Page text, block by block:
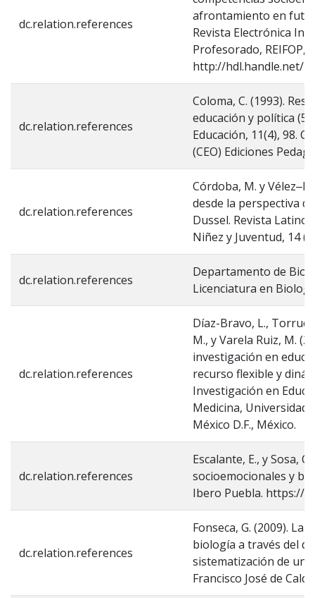
dc.relation.references
afrontamiento en
Revista Electrónica
Profesorado, REIFOP,
http://hdl.handle.net/
dc.relation.references
Coloma, C. (1993).
educación y política
Educación, 11(4), 98.
(CEO) Ediciones
dc.relation.references
Córdoba, M. y
desde la perspectiva
Dussel. Revista
Niñez y Juventud, 14
dc.relation.references
Departamento de
Licenciatura en
dc.relation.references
Díaz-Bravo, L.,
M., y Varela Ruiz, M.
investigación en
recurso flexible y
Investigación en
Medicina, Universidad
México D.F., México.
dc.relation.references
Escalante, E., y Sosa,
socioemocionales y
Ibero Puebla. https://
dc.relation.references
Fonseca, G. (2009).
biología a través del
sistematización de
Francisco José de